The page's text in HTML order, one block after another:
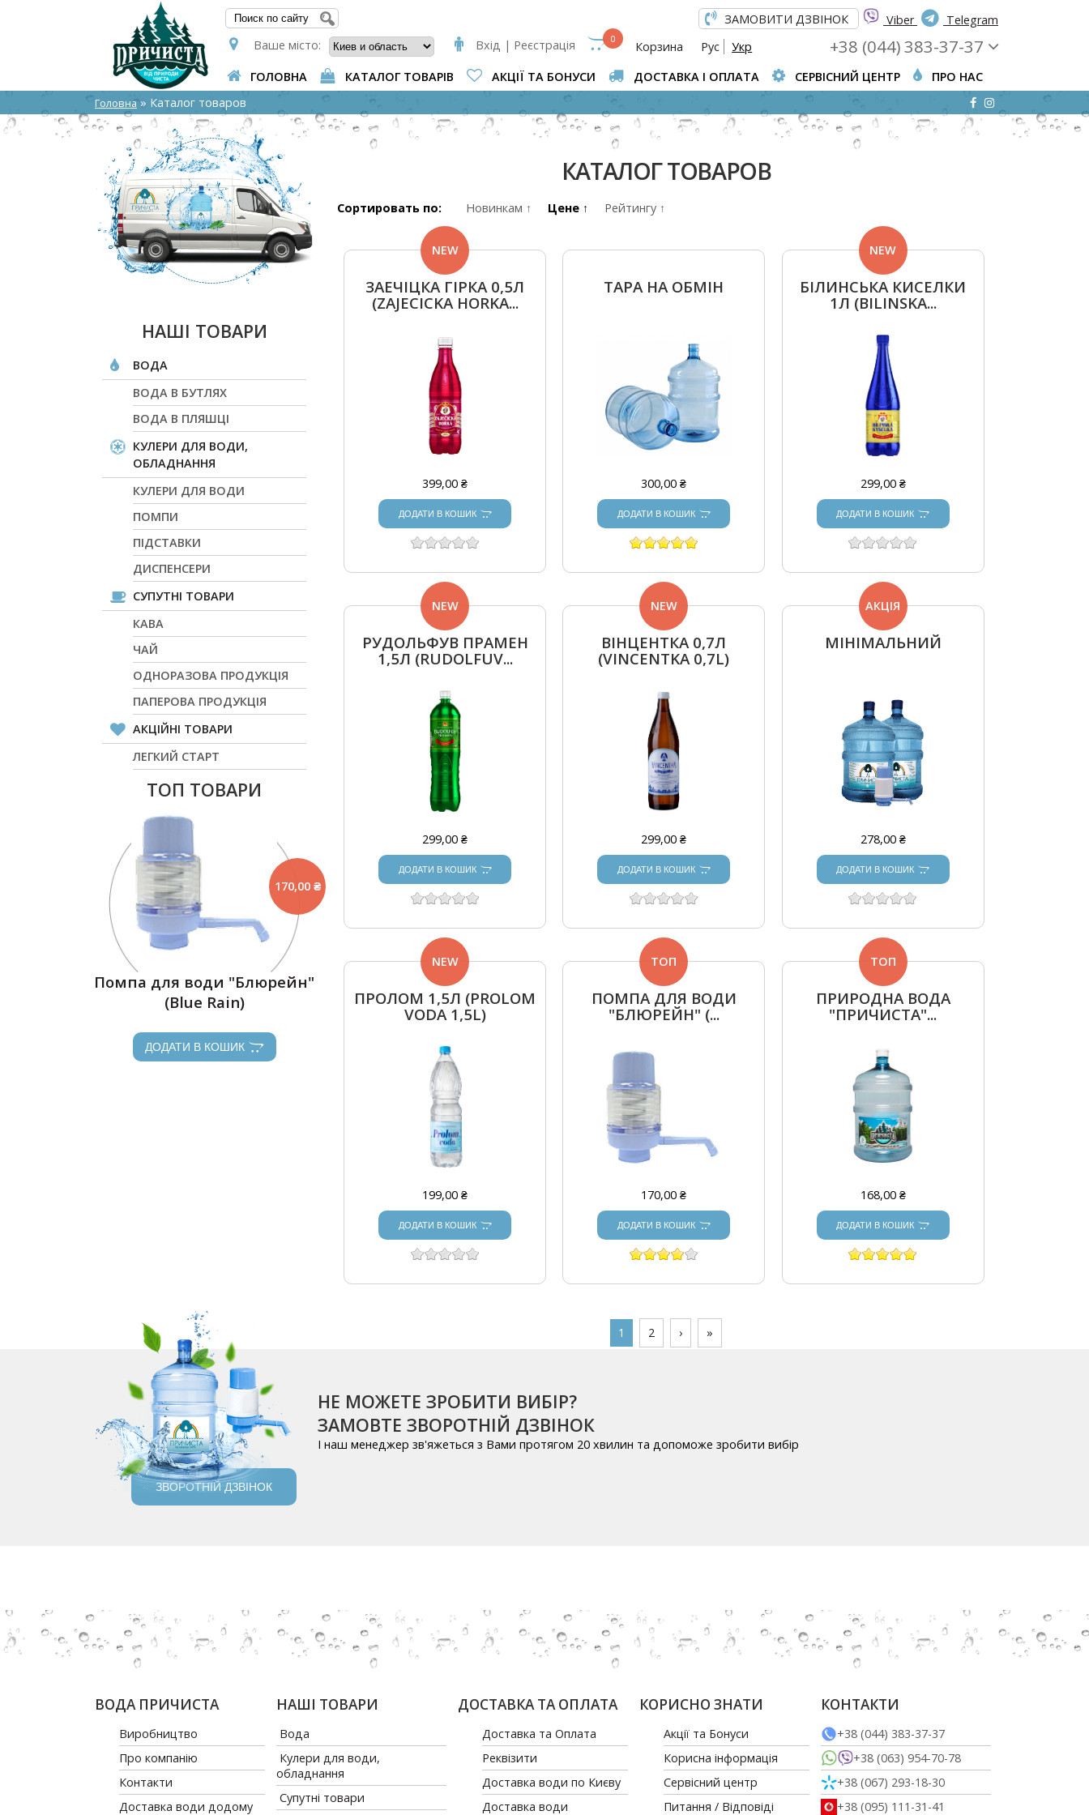
ПОШУКОВА ФОРМА Viber Telegram
ЗАМОВИТИ ДЗВІНОК
Ваше місто:
Вхід | Реєстрація 0
Корзина Рус Укр +38 (044) 383-37-37
ГОЛОВНА КАТАЛОГ ТОВАРІВ АКЦІЇ ТА БОНУСИ ДОСТАВКА І ОПЛАТА СЕРВІСНИЙ ЦЕНТР ПРО НАС
Головна » Каталог товаров
НАШІ ТОВАРИ
ВОДА
ВОДА В БУТЛЯХ
ВОДА В ПЛЯШЦІ
КУЛЕРИ ДЛЯ ВОДИ,
ОБЛАДНАННЯ
КУЛЕРИ ДЛЯ ВОДИ
ПОМПИ
ПІДСТАВКИ
ДИСПЕНСЕРИ
СУПУТНІ ТОВАРИ
КАВА
ЧАЙ
ОДНОРАЗОВА ПРОДУКЦІЯ
ПАПЕРОВА ПРОДУКЦІЯ
АКЦІЙНІ ТОВАРИ
ЛЕГКИЙ СТАРТ
ТОП ТОВАРИ
170,00 ₴
Помпа для води "Блюрейн"
(Blue Rain)
ДОДАТИ В КОШИК
КАТАЛОГ ТОВАРОВ
Сортировать по: Новинкам ↑ Цене ↑ Рейтингу ↑
ЗАЕЧІЦКА ГІРКА 0,5Л
(ZAJECICKA HORKA...
NEW
399,00 ₴
ДОДАТИ В КОШИК
ТАРА НА ОБМІН
300,00 ₴
ДОДАТИ В КОШИК
БІЛИНСЬКА КИСЕЛКИ
1Л (BILINSKA...
NEW
299,00 ₴
ДОДАТИ В КОШИК
РУДОЛЬФУВ ПРАМЕН
1,5Л (RUDOLFUV...
NEW
299,00 ₴
ДОДАТИ В КОШИК
ВІНЦЕНТКА 0,7Л
(VINCENTKA 0,7L)
NEW
299,00 ₴
ДОДАТИ В КОШИК
МІНІМАЛЬНИЙ
АКЦІЯ
278,00 ₴
ДОДАТИ В КОШИК
ПРОЛОМ 1,5Л (PROLOM
VODA 1,5L)
NEW
199,00 ₴
ДОДАТИ В КОШИК
ПОМПА ДЛЯ ВОДИ
"БЛЮРЕЙН" (...
ТОП
170,00 ₴
ДОДАТИ В КОШИК
ПРИРОДНА ВОДА
"ПРИЧИСТА"...
ТОП
168,00 ₴
ДОДАТИ В КОШИК
СТОРІНКИ
1 2 › »
НЕ МОЖЕТЕ ЗРОБИТИ ВИБІР?
ЗАМОВТЕ ЗВОРОТНІЙ ДЗВІНОК
І наш менеджер зв'яжеться з Вами протягом 20 хвилин та допоможе зробити вибір
ЗВОРОТНІЙ ДЗВІНОК
ВОДА ПРИЧИСТА
Виробництво
Про компанію
Контакти
Доставка води додому
НАШІ ТОВАРИ
Вода
Кулери для води,
обладнання
Супутні товари
ДОСТАВКА ТА ОПЛАТА
Доставка та Оплата
Реквізити
Доставка води по Києву
Доставка води
КОРИСНО ЗНАТИ
Акції та Бонуси
Корисна інформація
Сервісний центр
Питання / Відповіді
КОНТАКТИ
+38 (044) 383-37-37
+38 (063) 954-70-78
+38 (067) 293-18-30
+38 (095) 111-31-41